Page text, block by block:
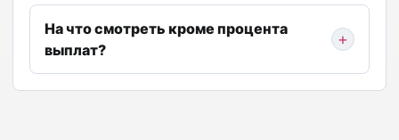
На что смотреть кроме процента
выплат?